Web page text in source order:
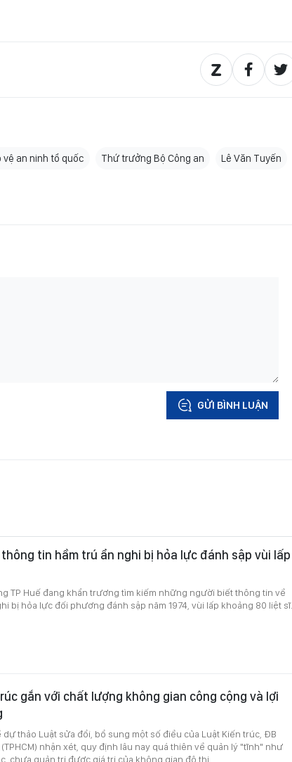
an ninh tổ quốc Thứ trưởng Bộ Công an Lê Văn Tuyến
GỬI BÌNH LUẬN
thông tin hầm trú ẩn nghi bị hỏa lực đánh sập vùi lấp
TP Huế đang khẩn trương tìm kiếm những người biết thông tin về
bị hỏa lực đối phương đánh sập năm 1974, vùi lấp khoảng 80 liệt sĩ.
gắn với chất lượng không gian công cộng và lợi
dự thảo Luật sửa đổi, bổ sung một số điều của Luật Kiến trúc, ĐB
nhận xét, quy định lâu nay quá thiên về quản lý "tĩnh" như
chưa quản trị được giá trị của không gian đô thị.